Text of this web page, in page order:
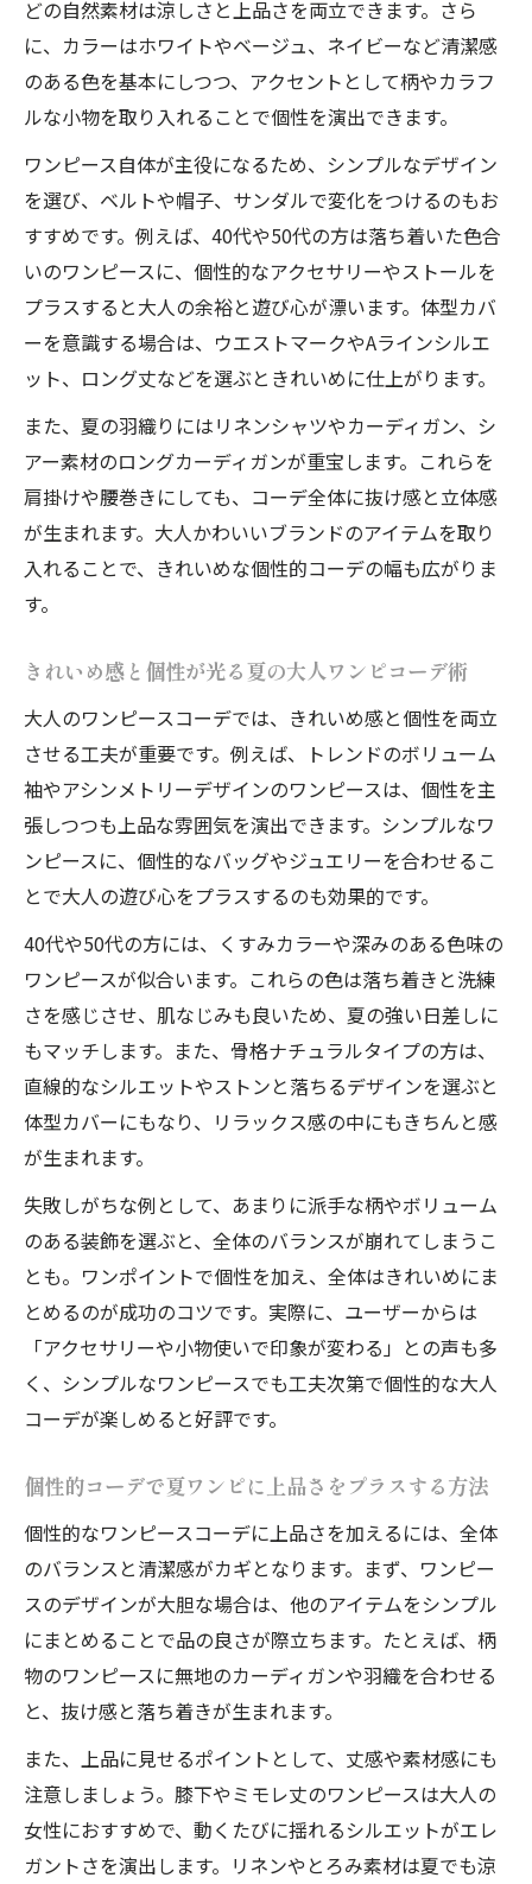
どの自然素材は涼しさと上品さを両立できます。さら
に、カラーはホワイトやベージュ、ネイビーなど清潔感
のある色を基本にしつつ、アクセントとして柄やカラフ
ルな小物を取り入れることで個性を演出できます。
ワンピース自体が主役になるため、シンプルなデザイン
を選び、ベルトや帽子、サンダルで変化をつけるのもお
すすめです。例えば、40代や50代の方は落ち着いた色合
いのワンピースに、個性的なアクセサリーやストールを
プラスすると大人の余裕と遊び心が漂います。体型カバ
ーを意識する場合は、ウエストマークやAラインシルエ
ット、ロング丈などを選ぶときれいめに仕上がります。
また、夏の羽織りにはリネンシャツやカーディガン、シ
アー素材のロングカーディガンが重宝します。これらを
肩掛けや腰巻きにしても、コーデ全体に抜け感と立体感
が生まれます。大人かわいいブランドのアイテムを取り
入れることで、きれいめな個性的コーデの幅も広がりま
す。
きれいめ感と個性が光る夏の大人ワンピコーデ術
大人のワンピースコーデでは、きれいめ感と個性を両立
させる工夫が重要です。例えば、トレンドのボリューム
袖やアシンメトリーデザインのワンピースは、個性を主
張しつつも上品な雰囲気を演出できます。シンプルなワ
ンピースに、個性的なバッグやジュエリーを合わせるこ
とで大人の遊び心をプラスするのも効果的です。
40代や50代の方には、くすみカラーや深みのある色味の
ワンピースが似合います。これらの色は落ち着きと洗練
さを感じさせ、肌なじみも良いため、夏の強い日差しに
もマッチします。また、骨格ナチュラルタイプの方は、
直線的なシルエットやストンと落ちるデザインを選ぶと
体型カバーにもなり、リラックス感の中にもきちんと感
が生まれます。
失敗しがちな例として、あまりに派手な柄やボリューム
のある装飾を選ぶと、全体のバランスが崩れてしまうこ
とも。ワンポイントで個性を加え、全体はきれいめにま
とめるのが成功のコツです。実際に、ユーザーからは
「アクセサリーや小物使いで印象が変わる」との声も多
く、シンプルなワンピースでも工夫次第で個性的な大人
コーデが楽しめると好評です。
個性的コーデで夏ワンピに上品さをプラスする方法
個性的なワンピースコーデに上品さを加えるには、全体
のバランスと清潔感がカギとなります。まず、ワンピー
スのデザインが大胆な場合は、他のアイテムをシンプル
にまとめることで品の良さが際立ちます。たとえば、柄
物のワンピースに無地のカーディガンや羽織を合わせる
と、抜け感と落ち着きが生まれます。
また、上品に見せるポイントとして、丈感や素材感にも
注意しましょう。膝下やミモレ丈のワンピースは大人の
女性におすすめで、動くたびに揺れるシルエットがエレ
ガントさを演出します。リネンやとろみ素材は夏でも涼